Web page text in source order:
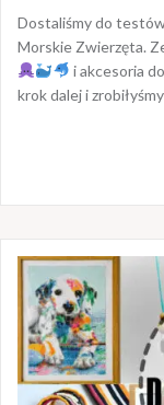
Dostaliśmy do
Morskie Zwierzęta.
i akcesoria
krok dalej i